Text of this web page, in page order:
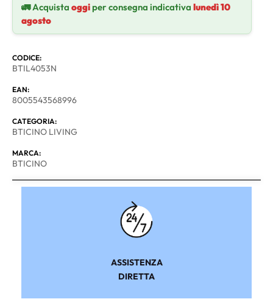
🚛 Acquista oggiper consegna indicativa lunedì 10
agosto
CODICE:
BTIL4053N
EAN:
8005543568996
CATEGORIA:
BTICINO LIVING
MARCA:
BTICINO
ASSISTENZA
DIRETTA